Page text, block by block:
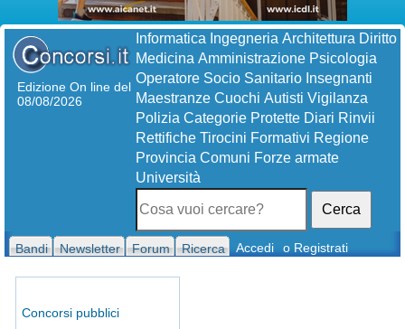
Edizione On line del
08/08/2026
Informatica Ingegneria Architettura Diritto
Medicina Amministrazione Psicologia
Operatore Socio Sanitario Insegnanti
Maestranze Cuochi Autisti Vigilanza
Polizia Categorie Protette Diari Rinvii
Rettifiche Tirocini Formativi Regione
Provincia Comuni Forze armate
Università
Cerca
Bandi Newsletter Forum Ricerca Accedi o Registrati
Concorsi pubblici